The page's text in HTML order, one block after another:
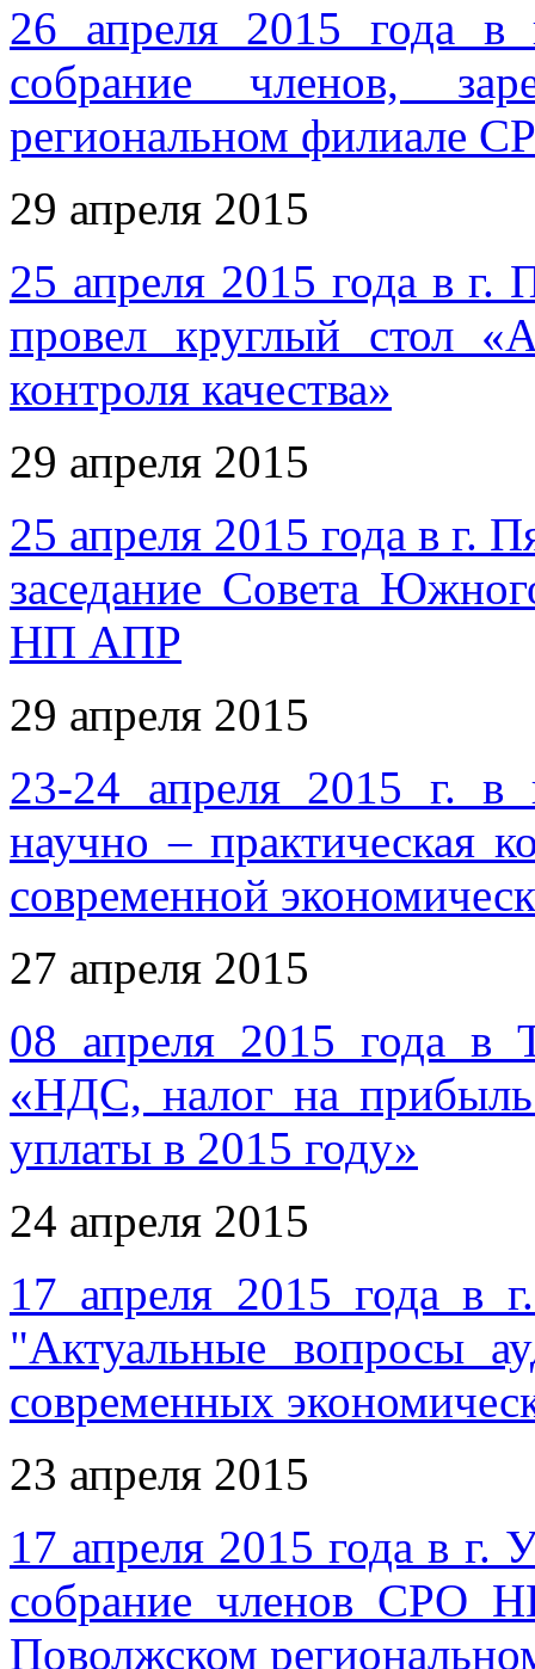
26 апреля 2015 года в
собрание членов,
региональном филиале
29 апреля 2015
25 апреля 2015 года в
провел круглый стол
контроля качества»
29 апреля 2015
25 апреля 2015 года в г.
заседание Совета
НП АПР
29 апреля 2015
23-24 апреля 2015 г. в
научно – практическая
современной
27 апреля 2015
08 апреля 2015 года в
«НДС, налог на
уплаты в 2015 году»
24 апреля 2015
17 апреля 2015 года в
"Актуальные вопросы
современных
23 апреля 2015
17 апреля 2015 года в г.
собрание членов СРО
Поволжском